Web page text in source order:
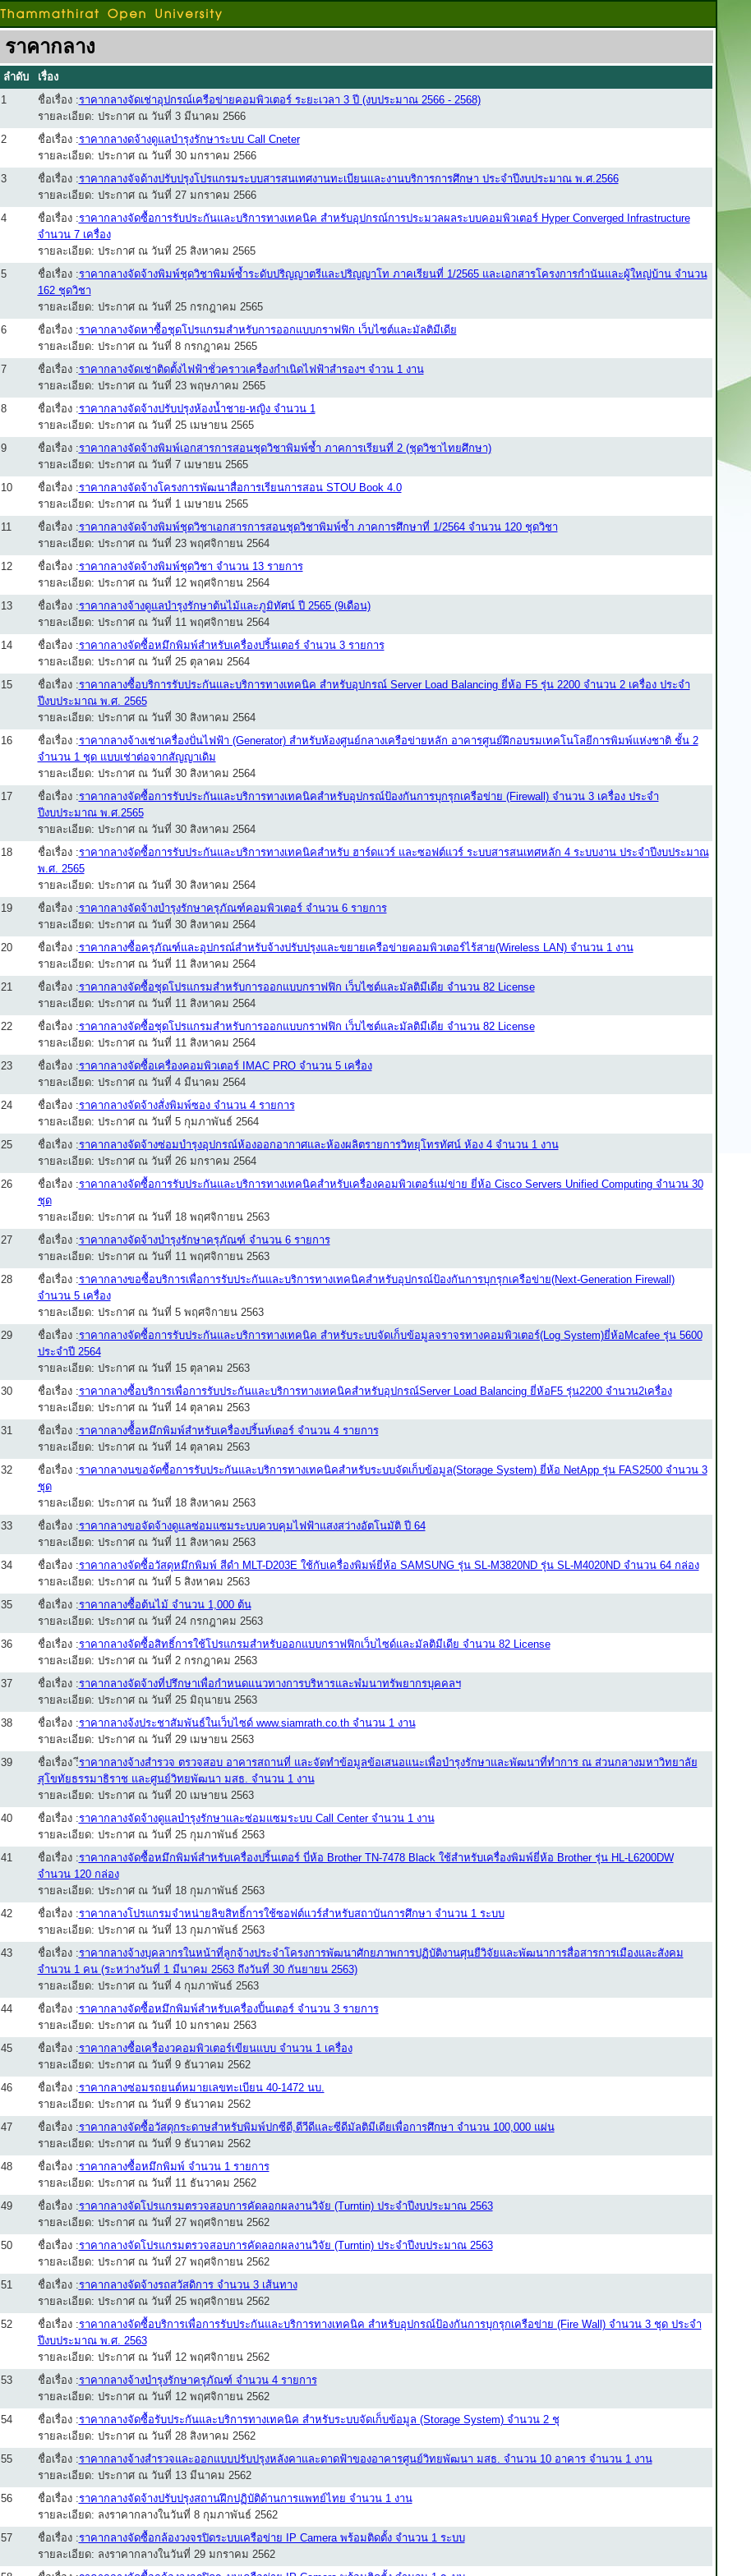
ราคากลาง
ลำดับ
เรื่อง
1
ชื่อเรื่อง :ราคากลางจัดเช่าอุปกรณ์เครือข่ายคอมพิวเตอร์ ระยะเวลา 3 ปี (งบประมาณ 2566 - 2568)
รายละเอียด: ประกาศ ณ วันที่ 3 มีนาคม 2566
2
ชื่อเรื่อง :ราคากลางดจ้างดูแลบำรุงรักษาระบบ Call Cneter
รายละเอียด: ประกาศ ณ วันที่ 30 มกราคม 2566
3
ชื่อเรื่อง :ราคากลางจัจด้างปรับปรุงโปรแกรมระบบสารสนเทศงานทะเบียนและงานบริการการศึกษา ประจำปีงบประมาณ พ.ศ.2566
รายละเอียด: ประกาศ ณ วันที่ 27 มกราคม 2566
4
ชื่อเรื่อง :ราคากลางจัดซื้อการรับประกันและบริการทางเทคนิค สำหรับอุปกรณ์การประมวลผลระบบคอมพิวเตอร์ Hyper Converged Infrastructure
จำนวน 7 เครื่อง
รายละเอียด: ประกาศ ณ วันที่ 25 สิงหาคม 2565
5
ชื่อเรื่อง :ราคากลางจัดจ้างพิมพ์ชุดวิชาพิมพ์ซ้ำระดับปริญญาตรีและปริญญาโท ภาคเรียนที่ 1/2565 และเอกสารโครงการกำนันและผู้ใหญ่บ้าน จำนวน
162 ชุดวิชา
รายละเอียด: ประกาศ ณ วันที่ 25 กรกฎาคม 2565
6
ชื่อเรื่อง :ราคากลางจัดหาซื้อชุดโปรแกรมสำหรับการออกแบบกราฟฟิก เว็บไซต์และมัลติมีเดีย
รายละเอียด: ประกาศ ณ วันที่ 8 กรกฎาคม 2565
7
ชื่อเรื่อง :ราคากลางจัดเช่าติดตั้งไฟฟ้าชั่วคราวเครื่องกำเนิดไฟฟ้าสำรองฯ จำวน 1 งาน
รายละเอียด: ประกาศ ณ วันที่ 23 พฤษภาคม 2565
8
ชื่อเรื่อง :ราคากลางจัดจ้างปรับปรุงห้องน้ำชาย-หญิง จำนวน 1
รายละเอียด: ประกาศ ณ วันที่ 25 เมษายน 2565
9
ชื่อเรื่อง :ราคากลางจัดจ้างพิมพ์เอกสารการสอนชุดวิชาพิมพ์ซ้ำ ภาคการเรียนที่ 2 (ชุดวิชาไทยศึกษา)
รายละเอียด: ประกาศ ณ วันที่ 7 เมษายน 2565
10
ชื่อเรื่อง :ราคากลางจัดจ้างโครงการพัฒนาสื่อการเรียนการสอน STOU Book 4.0
รายละเอียด: ประกาศ ณ วันที่ 1 เมษายน 2565
11
ชื่อเรื่อง :ราคากลางจัดจ้างพิมพ์ชุดวิชาเอกสารการสอนชุดวิชาพิมพ์ซ้ำ ภาคการศึกษาที่ 1/2564 จำนวน 120 ชุดวิชา
รายละเอียด: ประกาศ ณ วันที่ 23 พฤศจิกายน 2564
12
ชื่อเรื่อง :ราคากลางจัดจ้างพิมพ์ชุดวิชา จำนวน 13 รายการ
รายละเอียด: ประกาศ ณ วันที่ 12 พฤศจิกายน 2564
13
ชื่อเรื่อง :ราคากลางจ้างดูแลบำรุงรักษาต้นไม้และภูมิทัศน์ ปี 2565 (9เดือน)
รายละเอียด: ประกาศ ณ วันที่ 11 พฤศจิกายน 2564
14
ชื่อเรื่อง :ราคากลางจัดซื้อหมึกพิมพ์สำหรับเครื่องปริ้นเตอร์ จำนวน 3 รายการ
รายละเอียด: ประกาศ ณ วันที่ 25 ตุลาคม 2564
15
ชื่อเรื่อง :ราคากลางซื้อบริการรับประกันและบริการทางเทคนิค สำหรับอุปกรณ์ Server Load Balancing ยี่ห้อ F5 รุ่น 2200 จำนวน 2 เครื่อง ประจำ
ปีงบประมาณ พ.ศ. 2565
รายละเอียด: ประกาศ ณ วันที่ 30 สิงหาคม 2564
16
ชื่อเรื่อง :ราคากลางจ้างเช่าเครื่องปั่นไฟฟ้า (Generator) สำหรับห้องศูนย์กลางเครือข่ายหลัก อาคารศูนย์ฝึกอบรมเทคโนโลยีการพิมพ์แห่งชาติ ชั้น 2
จำนวน 1 ชุด แบบเช่าต่อจากสัญญาเดิม
รายละเอียด: ประกาศ ณ วันที่ 30 สิงหาคม 2564
17
ชื่อเรื่อง :ราคากลางจัดซื้อการรับประกันและบริการทางเทคนิคสำหรับอุปกรณ์ป้องกันการบุกรุกเครือข่าย (Firewall) จำนวน 3 เครื่อง ประจำ
ปีงบประมาณ พ.ศ.2565
รายละเอียด: ประกาศ ณ วันที่ 30 สิงหาคม 2564
18
ชื่อเรื่อง :ราคากลางจัดซื้อการรับประกันและบริการทางเทคนิคสำหรับ ฮาร์ดแวร์ และซอฟต์แวร์ ระบบสารสนเทศหลัก 4 ระบบงาน ประจำปีงบประมาณ
พ.ศ. 2565
รายละเอียด: ประกาศ ณ วันที่ 30 สิงหาคม 2564
19
ชื่อเรื่อง :ราคากลางจัดจ้างบำรุงรักษาครุภัณฑ์คอมพิวเตอร์ จำนวน 6 รายการ
รายละเอียด: ประกาศ ณ วันที่ 30 สิงหาคม 2564
20
ชื่อเรื่อง :ราคากลางซื้อครุภัณฑ์และอุปกรณ์สำหรับจ้างปรับปรุงและขยายเครือข่ายคอมพิวเตอร์ไร้สาย(Wireless LAN) จำนวน 1 งาน
รายละเอียด: ประกาศ ณ วันที่ 11 สิงหาคม 2564
21
ชื่อเรื่อง :ราคากลางจัดซื้อชุดโปรแกรมสำหรับการออกแบบกราฟฟิก เว็บไซต์และมัลติมีเดีย จำนวน 82 License
รายละเอียด: ประกาศ ณ วันที่ 11 สิงหาคม 2564
22
ชื่อเรื่อง :ราคากลางจัดซื้อชุดโปรแกรมสำหรับการออกแบบกราฟฟิก เว็บไซต์และมัลติมีเดีย จำนวน 82 License
รายละเอียด: ประกาศ ณ วันที่ 11 สิงหาคม 2564
23
ชื่อเรื่อง :ราคากลางจัดซื้อเครื่องคอมพิวเตอร์ IMAC PRO จำนวน 5 เครื่อง
รายละเอียด: ประกาศ ณ วันที่ 4 มีนาคม 2564
24
ชื่อเรื่อง :ราคากลางจัดจ้างสั่งพิมพ์ซอง จำนวน 4 รายการ
รายละเอียด: ประกาศ ณ วันที่ 5 กุมภาพันธ์ 2564
25
ชื่อเรื่อง :ราคากลางจัดจ้างซ่อมบำรุงอุปกรณ์ห้องออกอากาศและห้องผลิตรายการวิทยุโทรทัศน์ ห้อง 4 จำนวน 1 งาน
รายละเอียด: ประกาศ ณ วันที่ 26 มกราคม 2564
26
ชื่อเรื่อง :ราคากลางจัดซื้อการรับประกันและบริการทางเทคนิคสำหรับเครื่องคอมพิวเตอร์แม่ข่าย ยี่ห้อ Cisco Servers Unified Computing จำนวน 30
ชุด
รายละเอียด: ประกาศ ณ วันที่ 18 พฤศจิกายน 2563
27
ชื่อเรื่อง :ราคากลางจัดจ้างบำรุงรักษาครุภัณฑ์ จำนวน 6 รายการ
รายละเอียด: ประกาศ ณ วันที่ 11 พฤศจิกายน 2563
28
ชื่อเรื่อง :ราคากลางขอซื้อบริการเพื่อการรับประกันและบริการทางเทคนิคสำหรับอุปกรณ์ป้องกันการบุกรุกเครือข่าย(Next-Generation Firewall)
จำนวน 5 เครื่อง
รายละเอียด: ประกาศ ณ วันที่ 5 พฤศจิกายน 2563
29
ชื่อเรื่อง :ราคากลางจัดซื้อการรับประกันและบริการทางเทคนิค สำหรับระบบจัดเก็บข้อมูลจราจรทางคอมพิวเตอร์(Log System)ยี่ห้อMcafee รุ่น 5600
ประจำปี 2564
รายละเอียด: ประกาศ ณ วันที่ 15 ตุลาคม 2563
30
ชื่อเรื่อง :ราคากลางซื้อบริการเพื่อการรับประกันและบริการทางเทคนิคสำหรับอุปกรณ์Server Load Balancing ยี่ห้อF5 รุ่น2200 จำนวน2เครื่อง
รายละเอียด: ประกาศ ณ วันที่ 14 ตุลาคม 2563
31
ชื่อเรื่อง :ราคากลางซื้้อหมึกพิมพ์สำหรับเครื่องปริ้นท์เตอร์ จำนวน 4 รายการ
รายละเอียด: ประกาศ ณ วันที่ 14 ตุลาคม 2563
32
ชื่อเรื่อง :ราคากลางนขอจัดซื้อการรับประกันและบริการทางเทคนิคสำหรับระบบจัดเก็บข้อมูล(Storage System) ยี่ห้อ NetApp รุ่น FAS2500 จำนวน 3
ชุด
รายละเอียด: ประกาศ ณ วันที่ 18 สิงหาคม 2563
33
ชื่อเรื่อง :ราคากลางขอจัดจ้างดูแลซ่อมแซมระบบควบคุมไฟฟ้าแสงสว่างอัตโนมัติ ปี 64
รายละเอียด: ประกาศ ณ วันที่ 11 สิงหาคม 2563
34
ชื่อเรื่อง :ราคากลางจัดซื้อวัสดุหมึกพิมพ์ สีดำ MLT-D203E ใช้กับเครื่องพิมพ์ยี่ห้อ SAMSUNG รุ่น SL-M3820ND รุ่น SL-M4020ND จำนวน 64 กล่อง
รายละเอียด: ประกาศ ณ วันที่ 5 สิงหาคม 2563
35
ชื่อเรื่อง :ราคากลางซื้อต้นไม้ จำนวน 1,000 ต้น
รายละเอียด: ประกาศ ณ วันที่ 24 กรกฎาคม 2563
36
ชื่อเรื่อง :ราคากลางจัดซื้อสิทธิ์การใช้โปรแกรมสำหรับออกแบบกราฟฟิกเว็บไซด์และมัลติมีเดีย จำนวน 82 License
รายละเอียด: ประกาศ ณ วันที่ 2 กรกฎาคม 2563
37
ชื่อเรื่อง :ราคากลางจัดจ้างที่ปรึกษาเพื่อกำหนดแนวทางการบริหารและพํมนาทรัพยากรบุคคลฯ
รายละเอียด: ประกาศ ณ วันที่ 25 มิถุนายน 2563
38
ชื่อเรื่อง :ราคากลางจ้งประชาสัมพันธ์ในเว็บไซด์ www.siamrath.co.th จำนวน 1 งาน
รายละเอียด: ประกาศ ณ วันที่ 29 เมษายน 2563
39
ชื่อเรื่อง :ีราคากลางจ้างสำรวจ ตรวจสอบ อาคารสถานที่ และจัดทำข้อมูลข้อเสนอแนะเพื่อบำรุงรักษาและพัฒนาที่ทำการ ณ ส่วนกลางมหาวิทยาลัย
สุโขทัยธรรมาธิราช และศูนย์วิทยพัฒนา มสธ. จำนวน 1 งาน
รายละเอียด: ประกาศ ณ วันที่ 20 เมษายน 2563
40
ชื่อเรื่อง :ราคากลางจัดจ้างดูแลบำรุงรักษาและซ่อมแซมระบบ Call Center จำนวน 1 งาน
รายละเอียด: ประกาศ ณ วันที่ 25 กุมภาพันธ์ 2563
41
ชื่อเรื่อง :ราคากลางจัดซื้อหมึกพิมพ์สำหรับเครื่องปริ้นเตอร์ บี่ห้อ Brother TN-7478 Black ใช้สำหรับเครื่องพิมพ์ยี่ห้อ Brother รุ่น HL-L6200DW
จำนวน 120 กล่อง
รายละเอียด: ประกาศ ณ วันที่ 18 กุมภาพันธ์ 2563
42
ชื่อเรื่อง :ราคากลางโปรแกรมจำหน่ายลิขสิทธิ์การใช้ซอฟต์แวร์สำหรับสถาบันการศึกษา จำนวน 1 ระบบ
รายละเอียด: ประกาศ ณ วันที่ 13 กุมภาพันธ์ 2563
43
ชื่อเรื่อง :ราคากลางจ้างบุคลากรในหน้าที่ลูกจ้างประจำโครงการพัฒนาศักยภาพการปฏิบัติงานศุนยืวิจัยและพัฒนาการสื่อสารการเมืองและสังคม
จำนวน 1 คน (ระหว่างวันที่ 1 มีนาคม 2563 ถึงวันที่ 30 กันยายน 2563)
รายละเอียด: ประกาศ ณ วันที่ 4 กุมภาพันธ์ 2563
44
ชื่อเรื่อง :ราคากลางจัดซื้อหมึกพิมพ์สำหรับเครื่องปิ้นเตอร์ จำนวน 3 รายการ
รายละเอียด: ประกาศ ณ วันที่ 10 มกราคม 2563
45
ชื่อเรื่อง :ราคากลางซื้อเครื่องวคอมพิวเตอร์เขียนแบบ จำนวน 1 เครื่อง
รายละเอียด: ประกาศ ณ วันที่ 9 ธันวาคม 2562
46
ชื่อเรื่อง :ราคากลางซ่อมรถยนต์หมายเลขทะเบียน 40-1472 นบ.
รายละเอียด: ประกาศ ณ วันที่ 9 ธันวาคม 2562
47
ชื่อเรื่อง :ราคากลางจัดซื้อวัสดุกระดาษสำหรับพิมพ์ปกซีดี,ดีวีดีและซีดีมัลติมีเดียเพื่อการศึกษา จำนวน 100,000 แผ่น
รายละเอียด: ประกาศ ณ วันที่ 9 ธันวาคม 2562
48
ชื่อเรื่อง :ราคากลางซื้อหมึกพิมพ์ จำนวน 1 รายการ
รายละเอียด: ประกาศ ณ วันที่ 11 ธันวาคม 2562
49
ชื่อเรื่อง :ราคากลางจัดโปรแกรมตรวจสอบการคัดลอกผลงานวิจัย (Turntin) ประจำปีงบประมาณ 2563
รายละเอียด: ประกาศ ณ วันที่ 27 พฤศจิกายน 2562
50
ชื่อเรื่อง :ราคากลางจัดโปรแกรมตรวจสอบการคัดลอกผลงานวิจัย (Turntin) ประจำปีงบประมาณ 2563
รายละเอียด: ประกาศ ณ วันที่ 27 พฤศจิกายน 2562
51
ชื่อเรื่อง :ราคากลางจัดจ้างรถสวัสดิการ จำนวน 3 เส้นทาง
รายละเอียด: ประกาศ ณ วันที่ 25 พฤศจิกายน 2562
52
ชื่อเรื่อง :ราคากลางจัดซื้อบริการเพื่อการรับประกันและบริการทางเทคนิค สำหรับอุปกรณ์ป้องกันการบุกรุกเครือข่าย (Fire Wall) จำนวน 3 ชุด ประจำ
ปีงบประมาณ พ.ศ. 2563
รายละเอียด: ประกาศ ณ วันที่ 12 พฤศจิกายน 2562
53
ชื่อเรื่อง :ราคากลางจ้างบำรุงรักษาครุภัณฑ์ จำนวน 4 รายการ
รายละเอียด: ประกาศ ณ วันที่ 12 พฤศจิกายน 2562
54
ชื่อเรื่อง :ราคากลางจัดซื้อรับประกันและบริการทางเทคนิค สำหรับระบบจัดเก็บข้อมูล (Storage System) จำนวน 2 ชุ
รายละเอียด: ประกาศ ณ วันที่ 28 สิงหาคม 2562
55
ชื่อเรื่อง :ราคากลางจ้างสำรวจและออกแบบปรับปรุงหลังคาและดาดฟ้าของอาคารศูนย์วิทยพัฒนา มสธ. จำนวน 10 อาคาร จำนวน 1 งาน
รายละเอียด: ประกาศ ณ วันที่ 13 มีนาคม 2562
56
ชื่อเรื่อง :ราคากลางจัดจ้างปรับปรุงสถานฝึกปฏิบัติด้านการแพทย์ไทย จำนวน 1 งาน
รายละเอียด: ลงราคากลางในวันที่ 8 กุมภาพันธ์ 2562
57
ชื่อเรื่อง :ราคากลางจัดซื้อกล้องวงจรปิดระบบเครือข่าย IP Camera พร้อมติดตั้ง จำนวน 1 ระบบ
รายละเอียด: ลงราคากลางในวันที่ 29 มกราคม 2562